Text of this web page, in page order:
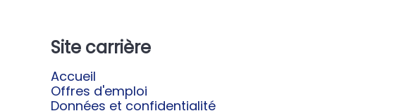
Site carrière
Accueil
Offres d'emploi
Données et confidentialité